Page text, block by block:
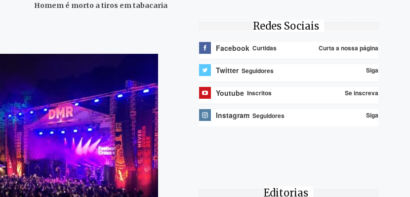
Homem é morto a tiros em tabacaria
Redes Sociais
Facebook Curtidas Curta a nossa página
Twitter Seguidores Siga
Youtube Inscritos Se inscreva
Instagram Seguidores Siga
Editorias